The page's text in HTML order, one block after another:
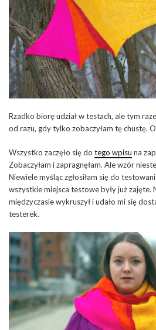
Rzadko biorę udział w testach, ale tym
od razu, gdy tylko zobaczyłam tę chustę.
Wszystko zaczęło się do tego wpisu na
Zobaczyłam i zapragnęłam. Ale wzór
Niewiele myśląc zgłosiłam się do
wszystkie miejsca testowe były już zajęte.
międzyczasie wykruszył i udało mi się
testerek.